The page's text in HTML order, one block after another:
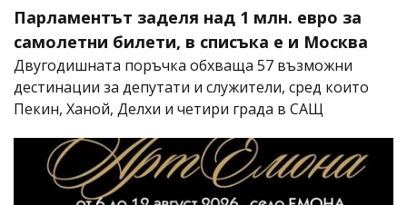
Парламентът заделя над 1 млн. евро за
самолетни билети, в списъка е и Москва
Двугодишната поръчка обхваща 57 възможни
дестинации за депутати и служители, сред които
Пекин, Ханой, Делхи и четири града в САЩ